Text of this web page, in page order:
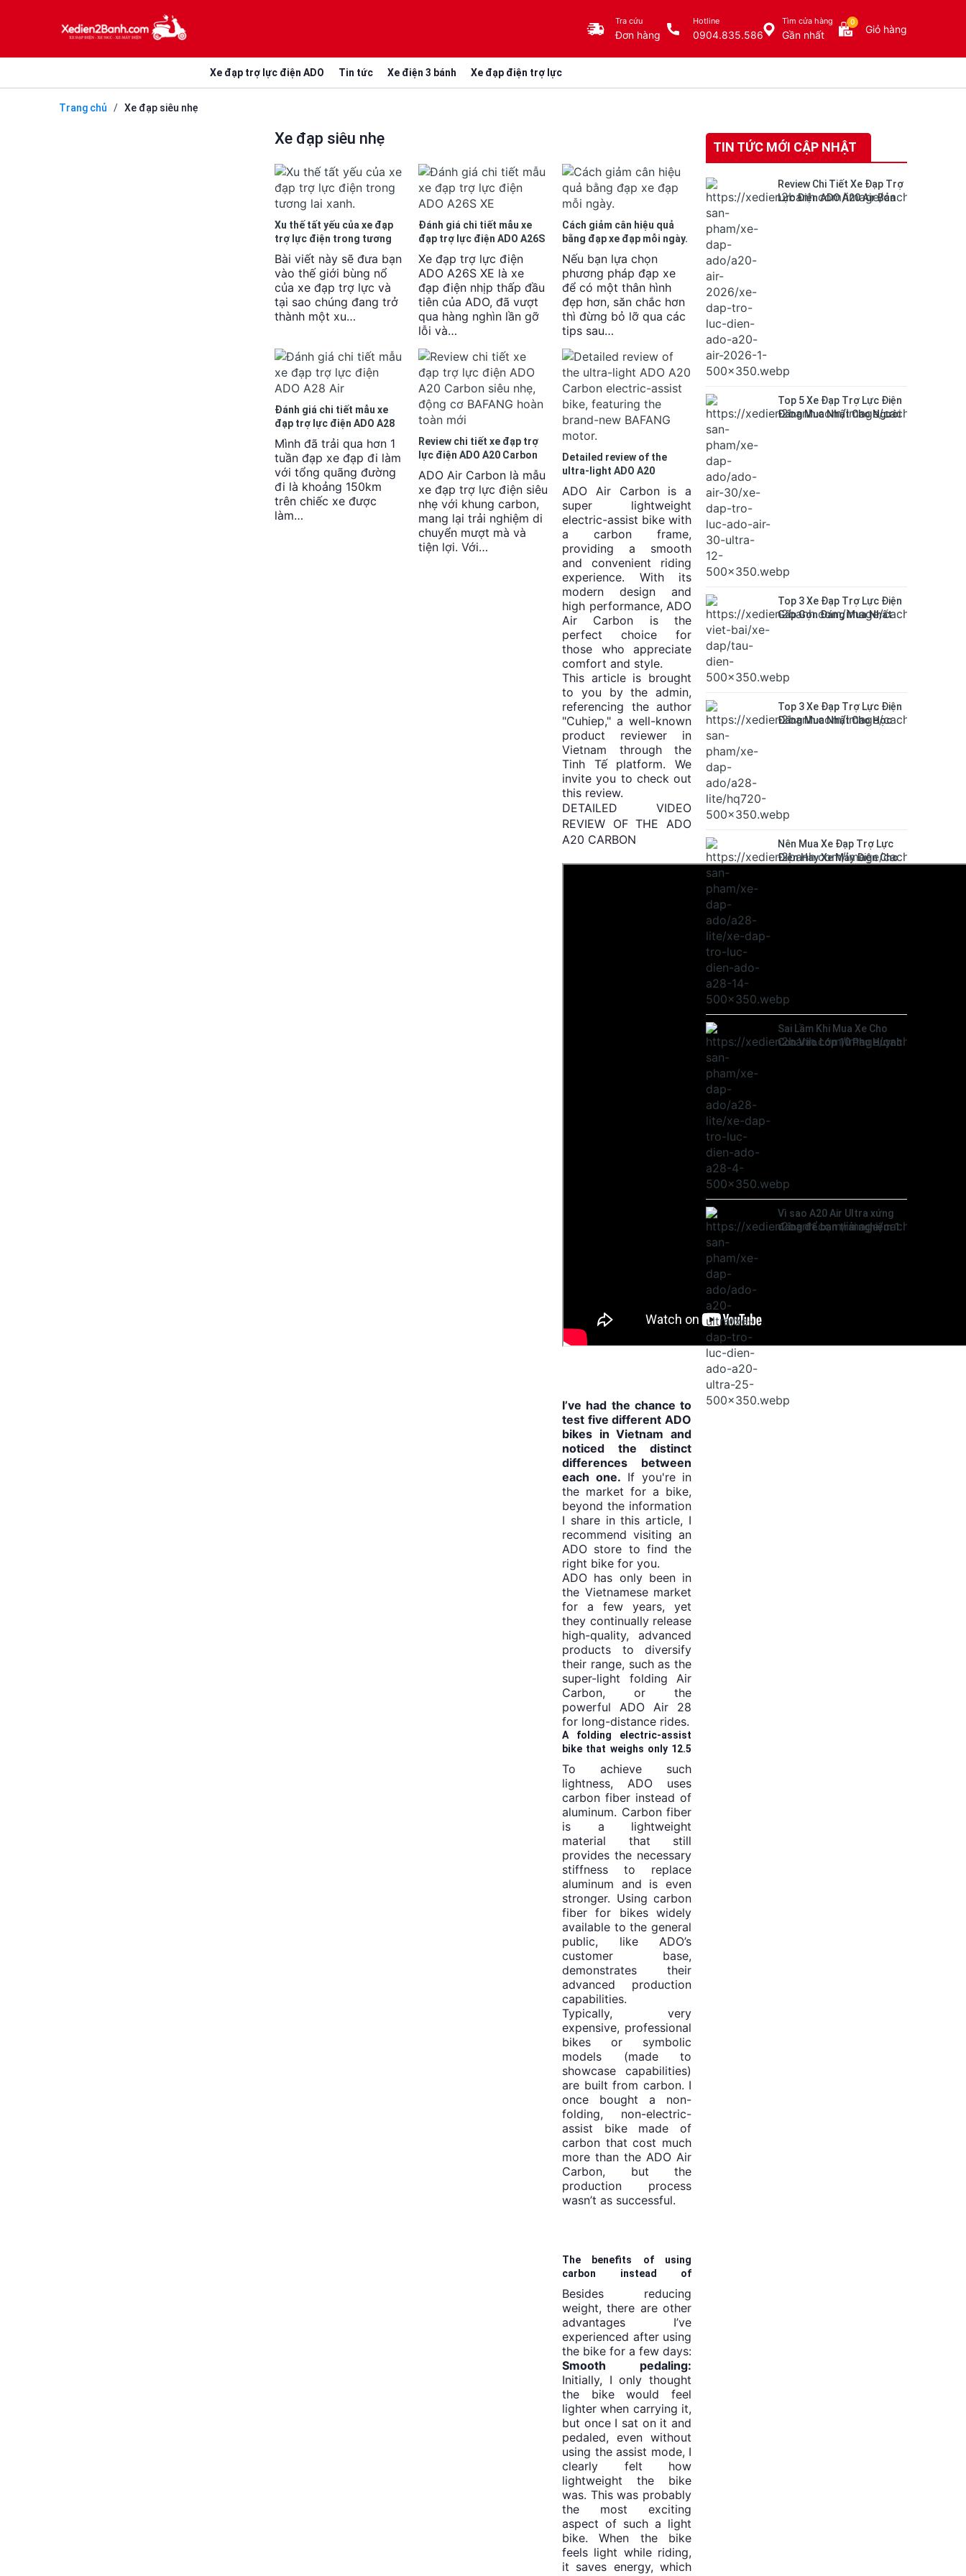
Tra cứu
Đơn hàng
Hotline
0904.835.586
Tìm cửa hàng
Gần nhất
0
Giỏ hàng
Xe đạp trợ lực điện ADO Tin tức Xe điện 3 bánh Xe đạp điện trợ lực
Trang chủ / Xe đạp siêu nhẹ
Xe đạp siêu nhẹ
Xu thế tất yếu của xe đạp
trợ lực điện trong tương
lai xanh.
Bài viết này sẽ đưa bạn
vào thế giới bùng nổ
của xe đạp trợ lực và
tại sao chúng đang trở
thành một xu…
Đánh giá chi tiết mẫu xe
đạp trợ lực điện ADO A26S
XE
Xe đạp trợ lực điện
ADO A26S XE là xe
đạp điện nhịp thấp đầu
tiên của ADO, đã vượt
qua hàng nghìn lần gỡ
lỗi và…
Cách giảm cân hiệu quả
bằng đạp xe đạp mỗi ngày.
Nếu bạn lựa chọn
phương pháp đạp xe
để có một thân hình
đẹp hơn, săn chắc hơn
thì đừng bỏ lỡ qua các
tips sau…
Đánh giá chi tiết mẫu xe
đạp trợ lực điện ADO A28
Air
Mình đã trải qua hơn 1
tuần đạp xe đạp đi làm
với tổng quãng đường
đi là khoảng 150km
trên chiếc xe được
làm…
Review chi tiết xe đạp trợ
lực điện ADO A20 Carbon
siêu nhẹ, động cơ BAFANG
hoàn toàn mới
ADO Air Carbon là mẫu
xe đạp trợ lực điện siêu
nhẹ với khung carbon,
mang lại trải nghiệm di
chuyển mượt mà và
tiện lợi. Với…
Detailed review of the
ultra-light ADO A20
Carbon electric-assist
bike, featuring the brand-
new BAFANG motor.
ADO Air Carbon is a
super lightweight
electric-assist bike with
a carbon frame,
providing a smooth
and convenient riding
experience. With its
modern design and
high performance, ADO
Air Carbon is the
perfect choice for
those who appreciate
comfort and style.
This article is brought
to you by the admin,
referencing the author
"Cuhiep," a well-known
product reviewer in
Vietnam through the
Tinh Tế platform. We
invite you to check out
this review.
DETAILED VIDEO
REVIEW OF THE ADO
A20 CARBON
I’ve had the chance to
test five different ADO
bikes in Vietnam and
noticed the distinct
differences between
each one. If you're in
the market for a bike,
beyond the information
I share in this article, I
recommend visiting an
ADO store to find the
right bike for you.
ADO has only been in
the Vietnamese market
for a few years, yet
they continually release
high-quality, advanced
products to diversify
their range, such as the
super-light folding Air
Carbon, or the
powerful ADO Air 28
for long-distance rides.
A folding electric-assist
bike that weighs only 12.5
kg
To achieve such
lightness, ADO uses
carbon fiber instead of
aluminum. Carbon fiber
is a lightweight
material that still
provides the necessary
stiffness to replace
aluminum and is even
stronger. Using carbon
fiber for bikes widely
available to the general
public, like ADO’s
customer base,
demonstrates their
advanced production
capabilities.
Typically, very
expensive, professional
bikes or symbolic
models (made to
showcase capabilities)
are built from carbon. I
once bought a non-
folding, non-electric-
assist bike made of
carbon that cost much
more than the ADO Air
Carbon, but the
production process
wasn’t as successful.
The benefits of using
carbon instead of
aluminum
Besides reducing
weight, there are other
advantages I’ve
experienced after using
the bike for a few days:
Smooth pedaling:
Initially, I only thought
the bike would feel
lighter when carrying it,
but once I sat on it and
pedaled, even without
using the assist mode, I
clearly felt how
lightweight the bike
was. This was probably
the most exciting
aspect of such a light
bike. When the bike
feels light while riding,
it saves energy, which
TIN TỨC MỚI CẬP NHẬT
Review Chi Tiết Xe Đạp Trợ
Lực Điện ADO A20 Air Bản
Top 5 Xe Đạp Trợ Lực Điện
Đáng Mua Nhất Cho Người
Top 3 Xe Đạp Trợ Lực Điện
Gấp Gọn Đáng Mua Nhất
Top 3 Xe Đạp Trợ Lực Điện
Đáng Mua Nhất Cho Học
Nên Mua Xe Đạp Trợ Lực
Điện Hay Xe Máy Điện Cho
Sai Lầm Khi Mua Xe Cho
Con Vào Lớp 10 Phụ Huynh
Vì sao A20 Air Ultra xứng
đáng để bạn trải nghiệm 1